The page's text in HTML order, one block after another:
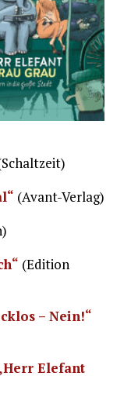
(Avant-Verlag)
(Edition
– Nein!“
Elefant